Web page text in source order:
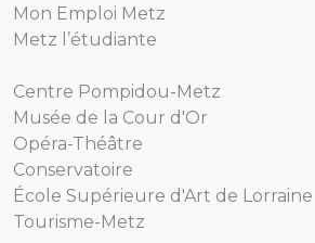
Mon Emploi Metz
Metz l’étudiante
Centre Pompidou-Metz
Musée de la Cour d'Or
Opéra-Théâtre
Conservatoire
École Supérieure d'Art de Lorraine
Tourisme-Metz